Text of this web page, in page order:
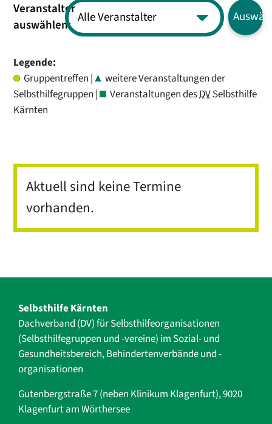
Veranstalter
auswählen:
Legende:
Gruppentreffen |
weitere Veranstaltungen der
Selbsthilfegruppen |
Veranstaltungen desDVSelbsthilfe
Kärnten
Aktuell sind keine Termine
vorhanden.
Selbsthilfe Kärnten
Dachverband (DV) für Selbsthilfe­organisationen
(Selbsthilfegruppen und -vereine) im Sozial- und
Gesundheits­bereich, ­Behindertenverbände und ­-
organisationen
Gutenbergstraße 7 (neben Klinikum Klagenfurt), 9020
Klagenfurt am Wörthersee